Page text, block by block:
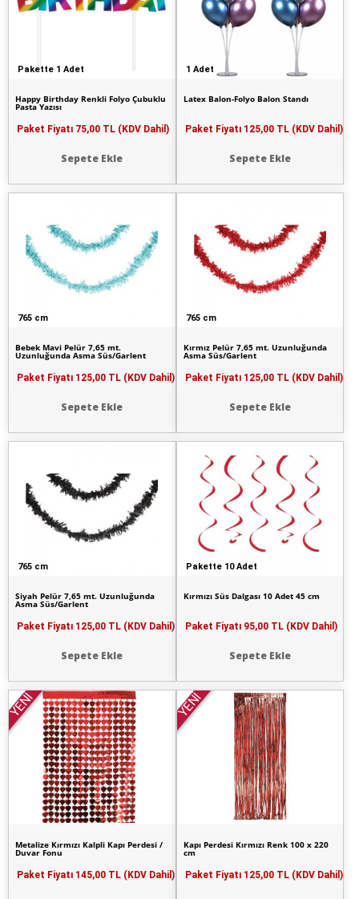
Pakette 1 Adet
Happy Birthday Renkli Folyo Çubuklu
Pasta Yazısı
Paket Fiyatı 75,00 TL (KDV Dahil)
Sepete Ekle
1 Adet
Latex Balon-Folyo Balon Standı
Paket Fiyatı 125,00 TL (KDV Dahil)
Sepete Ekle
765 cm
Bebek Mavi Pelür 7,65 mt.
Uzunluğunda Asma Süs/Garlent
Paket Fiyatı 125,00 TL (KDV Dahil)
Sepete Ekle
765 cm
Kırmız Pelür 7,65 mt. Uzunluğunda
Asma Süs/Garlent
Paket Fiyatı 125,00 TL (KDV Dahil)
Sepete Ekle
765 cm
Siyah Pelür 7,65 mt. Uzunluğunda
Asma Süs/Garlent
Paket Fiyatı 125,00 TL (KDV Dahil)
Sepete Ekle
Pakette 10 Adet
Kırmızı Süs Dalgası 10 Adet 45 cm
Paket Fiyatı 95,00 TL (KDV Dahil)
Sepete Ekle
YENİ
Metalize Kırmızı Kalpli Kapı Perdesi /
Duvar Fonu
Paket Fiyatı 145,00 TL (KDV Dahil)
YENİ
Kapı Perdesi Kırmızı Renk 100 x 220
cm
Paket Fiyatı 125,00 TL (KDV Dahil)